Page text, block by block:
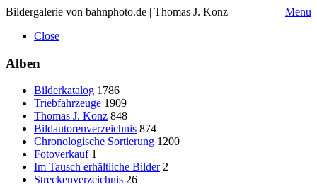
Bildergalerie von bahnphoto.de | Thomas J. Konz
Menu
Close
Alben
Bilderkatalog 1786
Triebfahrzeuge 1909
Thomas J. Konz 848
Bildautorenverzeichnis 874
Chronologische Sortierung 1200
Fotoverkauf 1
Im Tausch erhältliche Bilder 2
Streckenverzeichnis 26